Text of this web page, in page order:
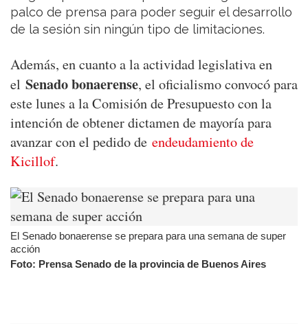
palco de prensa para poder seguir el desarrollo
de la sesión sin ningún tipo de limitaciones.
Además, en cuanto a la actividad legislativa en
el Senado bonaerense, el oficialismo convocó para
este lunes a la Comisión de Presupuesto con la
intención de obtener dictamen de mayoría para
avanzar con el pedido de endeudamiento de
Kicillof.
El Senado bonaerense se prepara para una semana de super
acción
Foto: Prensa Senado de la provincia de Buenos Aires